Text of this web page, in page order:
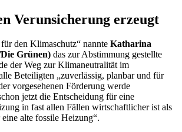
Verunsicherung erzeugt
den Klimaschutz“ nannte Katharina
Grünen) das zur Abstimmung gestellte
der Weg zur Klimaneutralität im
Beteiligten „zuverlässig, planbar und für
vorgesehenen Förderung werde
jetzt die Entscheidung für eine
in fast allen Fällen wirtschaftlicher ist als
alte fossile Heizung“.